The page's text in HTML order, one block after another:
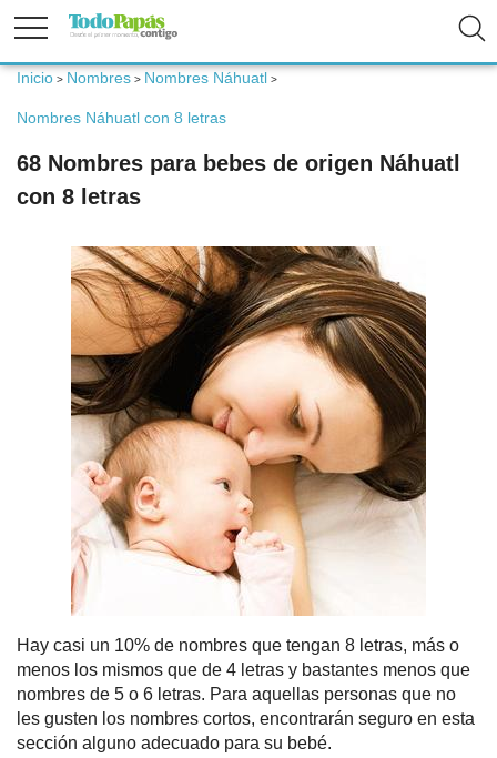
Embarazo
Padres
Calculadoras
Nombres
Cuentos
Inicio > Nombres > Nombres Náhuatl >
Nombres Náhuatl con 8 letras
68 Nombres para bebes de origen Náhuatl
con 8 letras
Hay casi un 10% de nombres que tengan 8 letras, más o
menos los mismos que de 4 letras y bastantes menos que
nombres de 5 o 6 letras. Para aquellas personas que no
les gusten los nombres cortos, encontrarán seguro en esta
sección alguno adecuado para su bebé.